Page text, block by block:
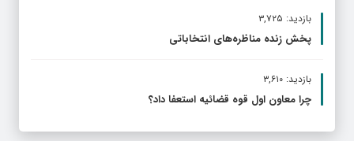
بازدید: ۳,۷۲۵
پخش زنده مناظره‌های انتخاباتی
بازدید: ۳,۶۱۰
چرا معاون اول قوه قضائیه استعفا داد؟